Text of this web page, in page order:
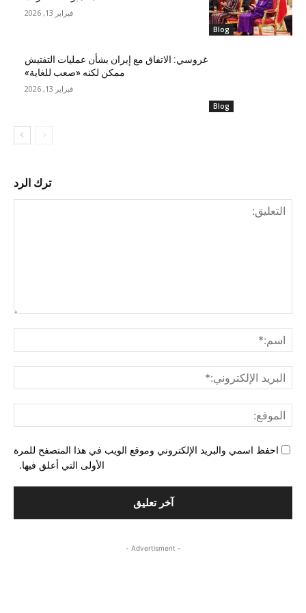
Blog
فبراير 13, 2026
Blog
غروسي: الاتفاق مع إيران بشأن عمليات التفتيش
ممكن لكنه «صعب للغاية»
فبراير 13, 2026
ترك الرد
احفظ اسمي والبريد الإلكتروني وموقع الويب في هذا المتصفح للمرة
الأولى التي أعلق فيها.
- Advertisment -